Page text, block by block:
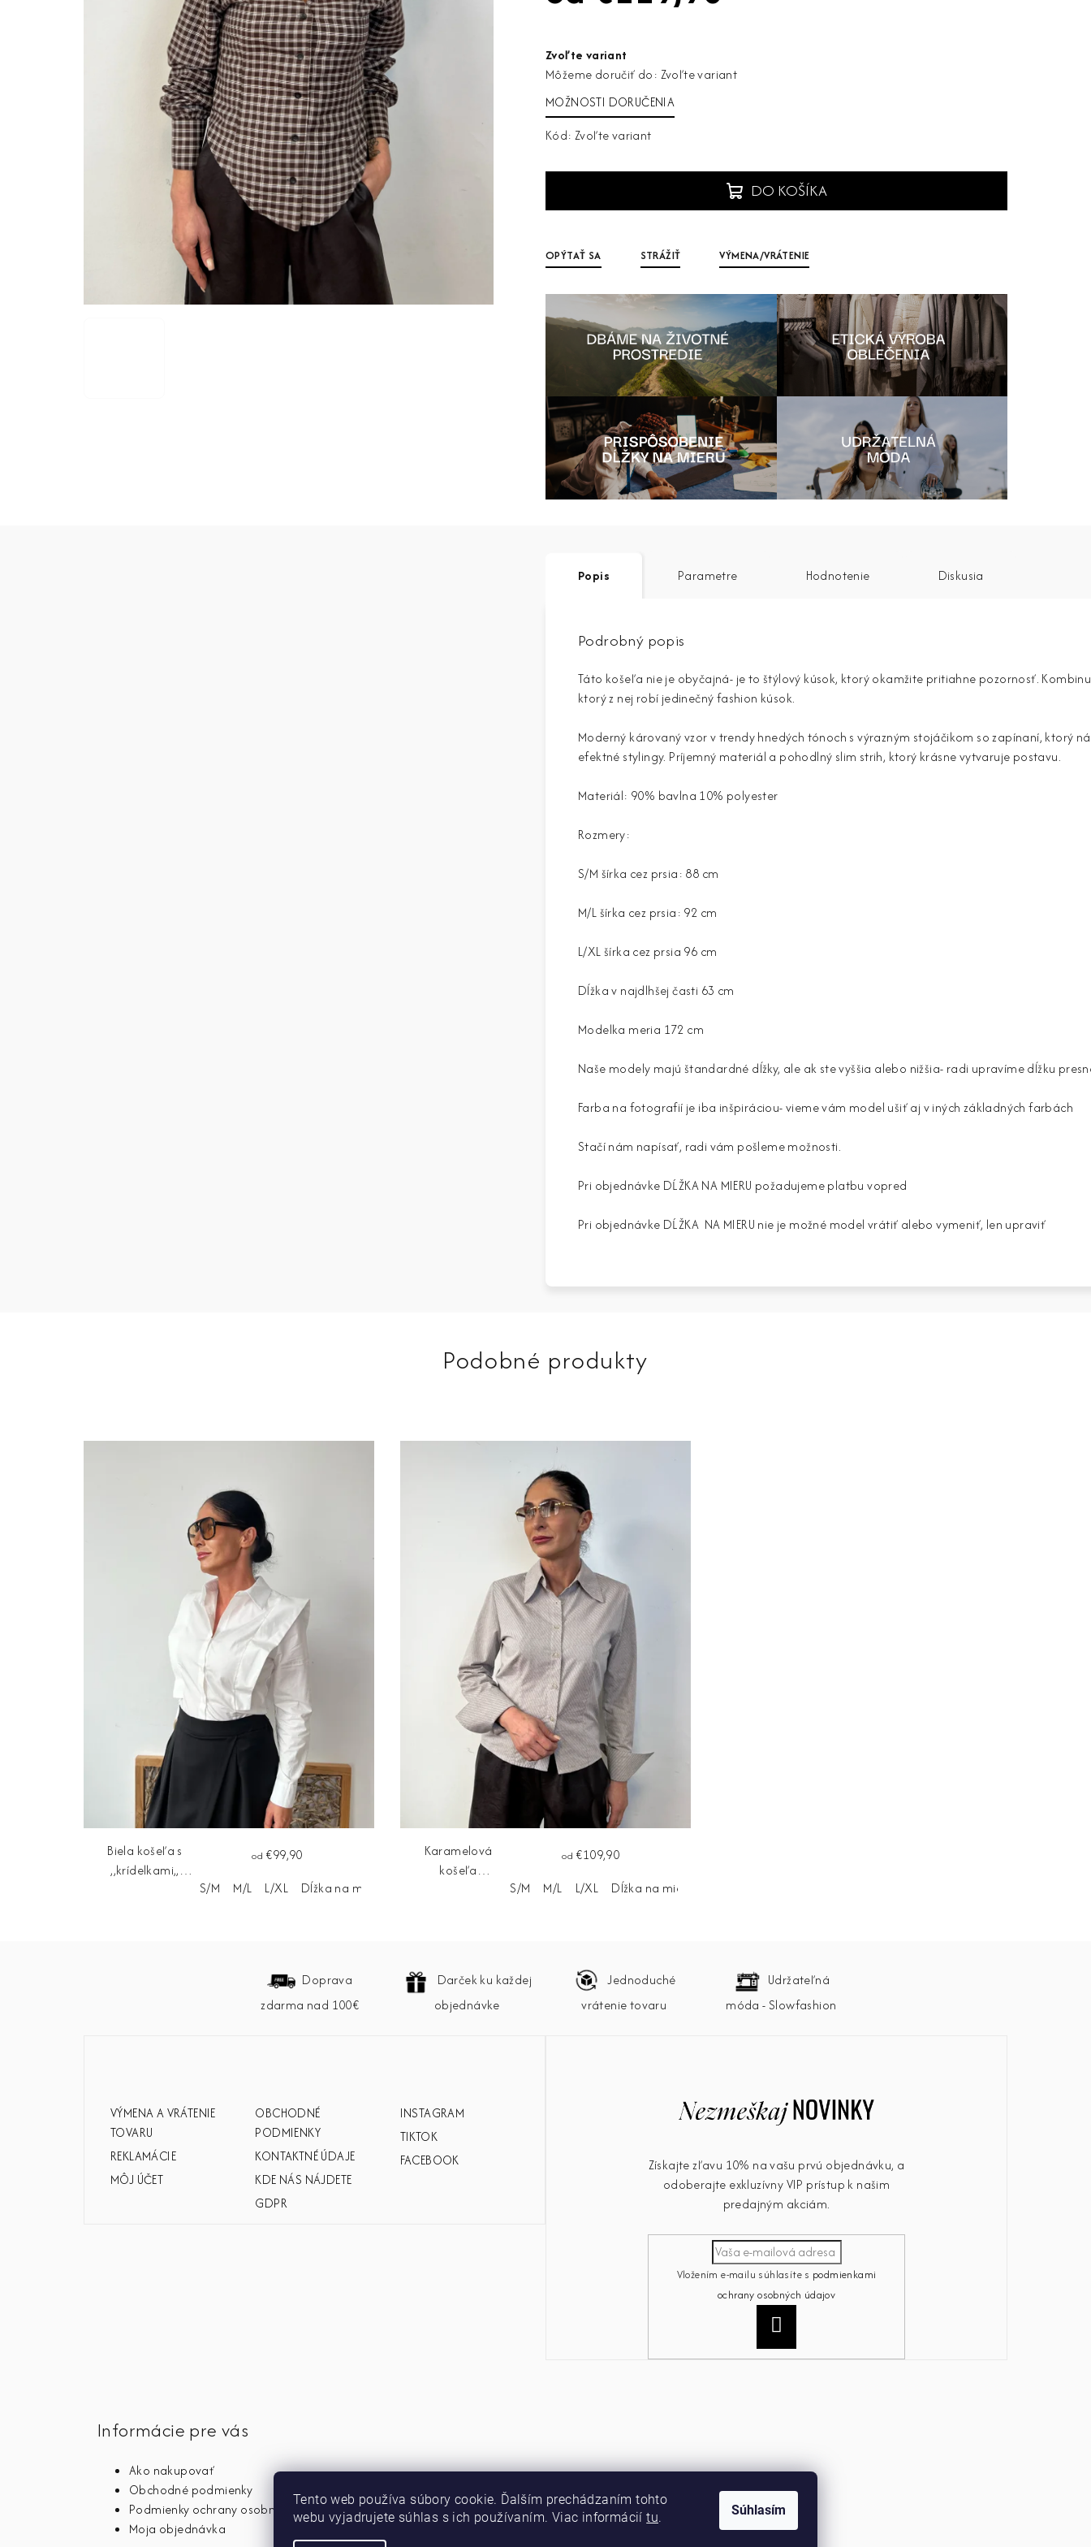
Tento web používa súbory cookie. Ďalším prechádzaním tohto
webu vyjadrujete súhlas s ich používaním. Viac informáciítu. Súhlasím
cena:
Zvoľte variant
Môžeme doručiť do: Zvoľte variant
MOŽNOSTI DORUČENIA
Kód: Zvoľte variant
DO KOŠÍKA
OPÝTAŤ SA STRÁŽIŤ VÝMENA/VRÁTENIE
Popis Parametre Hodnotenie Diskusia
Podrobný popis
Táto košeľa nie je obyčajná- je to štýlový kúsok, ktorý okamžite pritiahne pozornosť.
ktorý z nej robí jedinečný fashion kúsok.
Moderný károvaný vzor v trendy hnedých tónoch s výrazným stojáčikom so zapínaní, ktorý
efektné stylingy. Príjemný materiál a pohodlný slim strih, ktorý krásne vytvaruje postavu.
Materiál: 90% bavlna 10% polyester
Rozmery:
S/M šírka cez prsia: 88 cm
M/L šírka cez prsia: 92 cm
L/XL šírka cez prsia 96 cm
Dĺžka v najdlhšej časti 63 cm
Modelka meria 172 cm
Naše modely majú štandardné dĺžky, ale ak ste vyššia alebo nižšia- radi upravíme dĺžku
Farba na fotografií je iba inšpiráciou- vieme vám model ušiť aj v iných základných farbách
Stačí nám napísať, radi vám pošleme možnosti.
Pri objednávke DĹŽKA NA MIERU požadujeme platbu vopred
Pri objednávke DĹŽKA NA MIERU nie je možné model vrátiť alebo vymeniť, len upraviť
Podobné produkty
Biela košeľa s
,,krídelkami,,
od €99,90
S/M
M/L L/XL Dĺžka na mieru
Karamelová
košeľa
od €109,90
S/M
M/L L/XL Dĺžka na mieru
Doprava
zdarma nad 100€
Darček ku každej
objednávke
Jednoduché
vrátenie tovaru
Udržateľná
móda - Slowfashion
VÝMENA A VRÁTENIE
TOVARU
REKLAMÁCIE
MÔJ ÚČET
OBCHODNÉ
PODMIENKY
KONTAKTNÉ ÚDAJE
KDE NÁS NÁJDETE
GDPR
INSTAGRAM
TIKTOK
FACEBOOK
Získajte zľavu 10% na vašu prvú objednávku, a
odoberajte exkluzívny VIP prístup k našim
predajným akciám.
Vložením e-mailu súhlasíte s podmienkami
ochrany osobných údajov
Informácie pre vás
Ako nakupovať
Obchodné podmienky
Podmienky ochrany osobných údajov
Moja objednávka